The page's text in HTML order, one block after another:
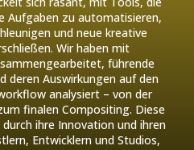
Aufgaben zu automatisieren,
und neue kreative
Wir haben mit
führende
Auswirkungen auf den
analysiert – von der
finalen Compositing. Diese
ihre Innovation und ihren
Entwicklern und Studios,